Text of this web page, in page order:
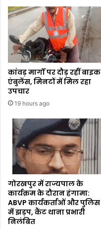
कांवड़ मार्गों पर दौड़ रहीं बाइक
एंबुलेंस, मिनटों में मिल रहा
उपचार
19 hours ago
गोरखपुर में राज्यपाल के
कार्यक्रम के दौरान हंगामा:
ABVP कार्यकर्ताओं और पुलिस
में झड़प, कैंट थाना प्रभारी
निलंबित